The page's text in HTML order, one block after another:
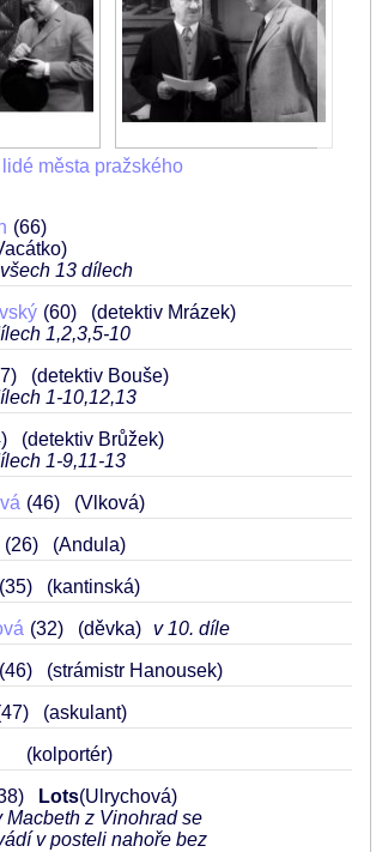
města pražského
66
13 dílech
60
(detektiv Mrázek)
1,2,3,5-10
(detektiv Bouše)
1-10,12,13
(detektiv Brůžek)
1-9,11-13
46 (Vlková)
26 (Andula)
35 (kantinská)
32 (děvka) v 10. díle
46 (strámistr Hanousek)
47 (askulant)
(kolportér)
Lots(Ulrychová)
Macbeth z Vinohrad se
v posteli nahoře bez